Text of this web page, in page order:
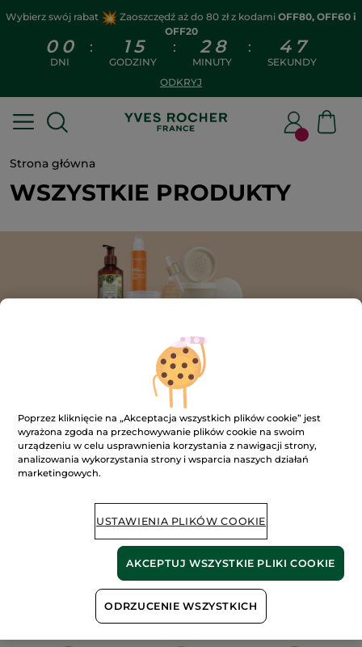
Wybierz swój rabat Zaoszczędź aż do 80 zł z kodami OFF80, OFF60 i
OFF20
0 0
DNI
: 1 5
GODZINY
: 2 8
MINUTY
: 4 6
SEKUNDY
ODKRYJ
Strona główna
WSZYSTKIE PRODUKTY
100%ekstrakty
roślinne
60 hektarów
pól organicznych
Poprzez kliknięcie na „Akceptacja wszystkich plików cookie” jest
wyrażona zgoda na przechowywanie plików cookie na swoim
urządzeniu w celu usprawnienia korzystania z nawigacji strony,
analizowania wykorzystania strony i wsparcia naszych działań
marketingowych.
USTAWIENIA PLIKÓW COOKIE
ODRZUCENIE WSZYSTKICH
AKCEPTUJ WSZYSTKIE PLIKI COOKIE